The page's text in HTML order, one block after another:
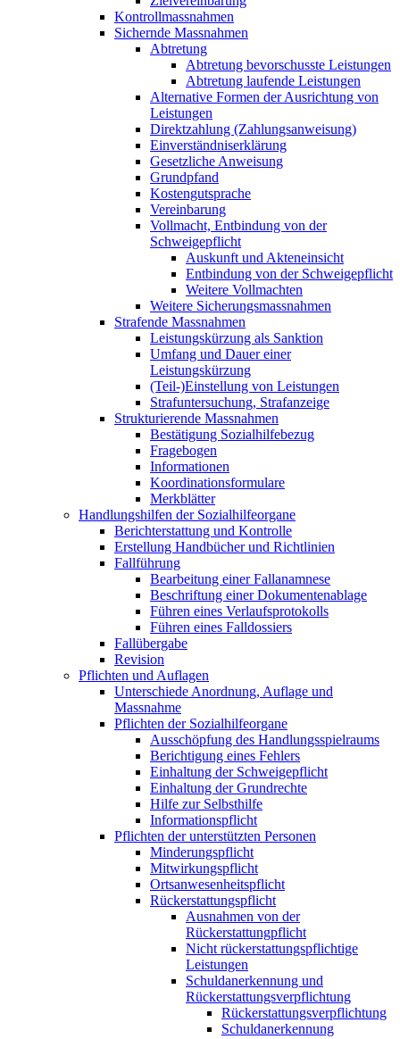
Kontrollmassnahmen
Sichernde Massnahmen
Abtretung
Abtretung bevorschusste Leistungen
Abtretung laufende Leistungen
Alternative Formen der Ausrichtung von
Leistungen
Direktzahlung (Zahlungsanweisung)
Einverständniserklärung
Gesetzliche Anweisung
Grundpfand
Kostengutsprache
Vereinbarung
Vollmacht, Entbindung von der
Schweigepflicht
Auskunft und Akteneinsicht
Entbindung von der Schweigepflicht
Weitere Vollmachten
Weitere Sicherungsmassnahmen
Strafende Massnahmen
Leistungskürzung als Sanktion
Umfang und Dauer einer
Leistungskürzung
(Teil-)Einstellung von Leistungen
Strafuntersuchung, Strafanzeige
Strukturierende Massnahmen
Bestätigung Sozialhilfebezug
Fragebogen
Informationen
Koordinationsformulare
Merkblätter
Handlungshilfen der Sozialhilfeorgane
Berichterstattung und Kontrolle
Erstellung Handbücher und Richtlinien
Fallführung
Bearbeitung einer Fallanamnese
Beschriftung einer Dokumentenablage
Führen eines Verlaufsprotokolls
Führen eines Falldossiers
Fallübergabe
Revision
Pflichten und Auflagen
Unterschiede Anordnung, Auflage und
Massnahme
Pflichten der Sozialhilfeorgane
Ausschöpfung des Handlungsspielraums
Berichtigung eines Fehlers
Einhaltung der Schweigepflicht
Einhaltung der Grundrechte
Hilfe zur Selbsthilfe
Informationspflicht
Pflichten der unterstützten Personen
Minderungspflicht
Mitwirkungspflicht
Ortsanwesenheitspflicht
Rückerstattungspflicht
Ausnahmen von der
Rückerstattungpflicht
Nicht rückerstattungspflichtige
Leistungen
Schuldanerkennung und
Rückerstattungsverpflichtung
Rückerstattungsverpflichtung
Schuldanerkennung